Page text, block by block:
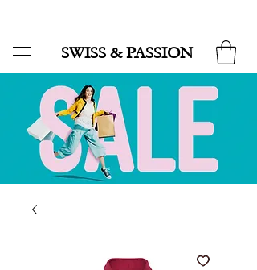
SWISS & PASSION